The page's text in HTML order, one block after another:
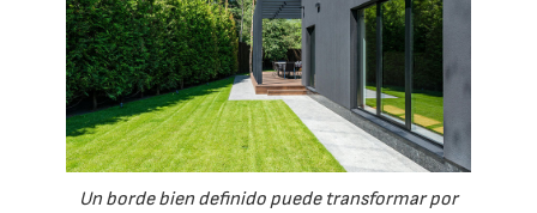
Un borde bien definido puede transformar por